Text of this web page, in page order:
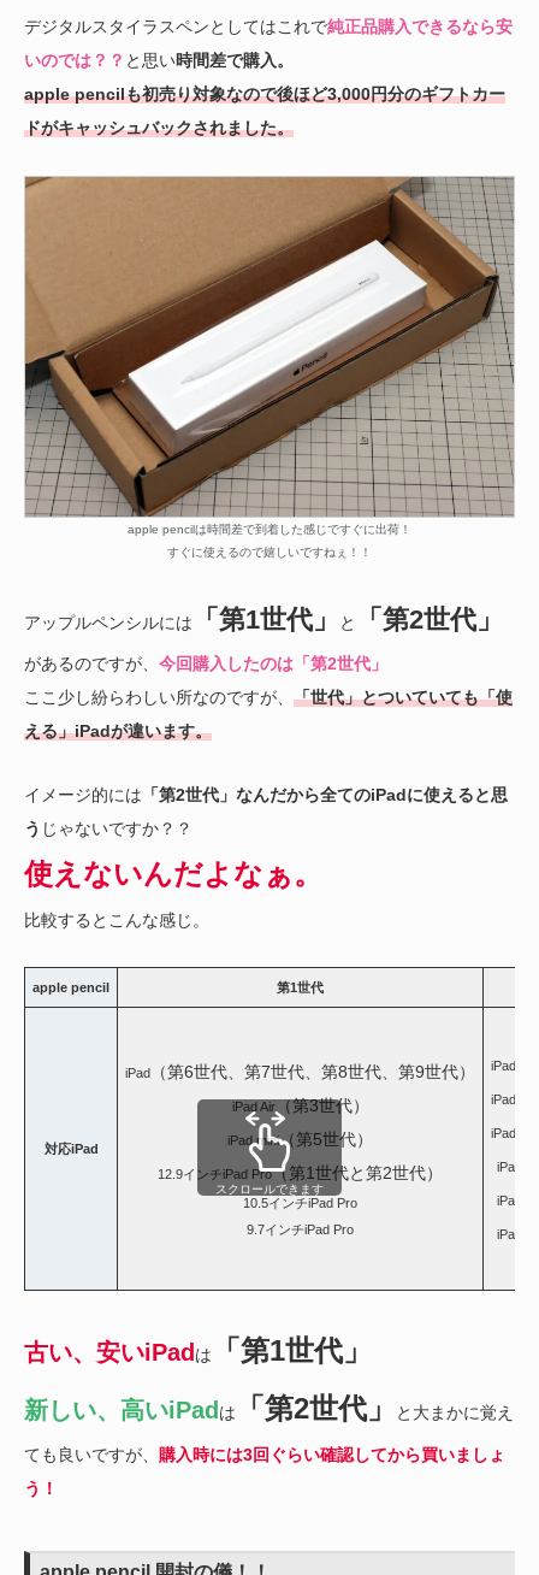
デジタルスタイラスペンとしてはこれで純正品購入できるなら安
いのでは？？ と思い時間差で購入。
apple pencilも初売り対象なので後ほど3,000円分のギフトカー
ドがキャッシュバックされました。
apple pencilは時間差で到着した感じですぐに出荷！
すぐに使えるので嬉しいですねぇ！！
アップルペンシルには 「第1世代」 と 「第2世代」
があるのですが、 今回購入したのは「第2世代」
ここ少し紛らわしい所なのですが、 「世代」とついていても「使
える」iPadが違います。
イメージ的には 「第2世代」なんだから全てのiPadに使えると思
う じゃないですか？？
使えないんだよなぁ。
比較するとこんな感じ。
apple pencil 第1世代
対応iPad
iPad （第6世代、第7世代、第8世代、第9世代）
iPad Air（第3世代）
iPad mini（第5世代）
12.9インチiPad Pro（第1世代と第2世代）
10.5インチiPad Pro
9.7インチiPad Pro
iPad
iPad
iPad
iPad
iPad
iPad
スクロールできます
古い、安いiPadは 「第1世代」
新しい、高いiPadは 「第2世代」 と大まかに覚え
ても良いですが、 購入時には3回ぐらい確認してから買いましょ
う！